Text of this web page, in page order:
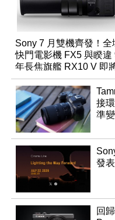
Sony 7 月雙機齊發！全
快門電影機 FX5 與睽違
年長焦旗艦 RX10 V 即
登場
接
準
發
回